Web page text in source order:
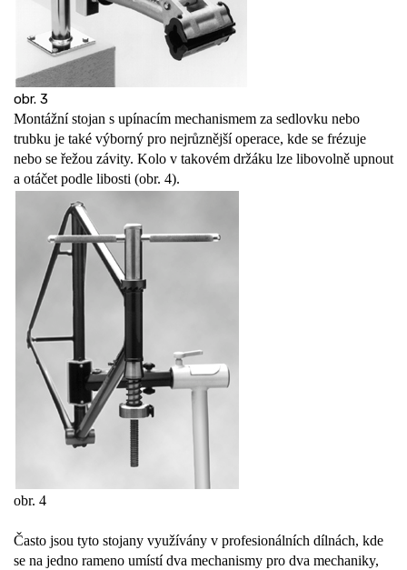
obr. 3
Montážní stojan s upínacím mechanismem za sedlovku nebo
trubku je také výborný pro nejrůznější operace, kde se frézuje
nebo se řežou závity. Kolo v takovém držáku lze libovolně upnout
a otáčet podle libosti (obr. 4).
obr. 4
Často jsou tyto stojany využívány v profesionálních dílnách, kde
se na jedno rameno umístí dva mechanismy pro dva mechaniky,